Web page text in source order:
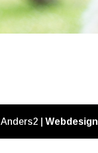
Anders2 |Webdesign